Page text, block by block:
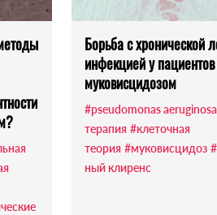
Борьба с хронической
инфекцией у
муковисцидозом
#pseudomonas aeruginosa
терапия #клеточная
теория #муковисцидоз
ный клиренс